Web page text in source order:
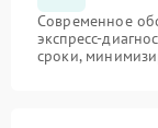
Современное
экспресс-
сроки,